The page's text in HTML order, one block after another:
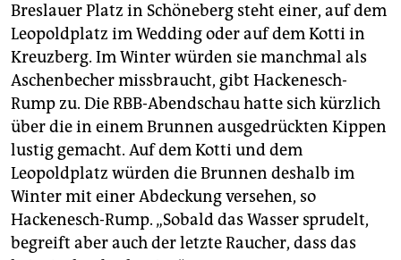
Breslauer Platz in Schöneberg steht einer, auf dem
Leopoldplatz im Wedding oder auf dem Kotti in
Kreuzberg. Im Winter würden sie manchmal als
Aschenbecher missbraucht, gibt Hackenesch-
Rump zu. Die RBB-Abendschau hatte sich kürzlich
über die in einem Brunnen ausgedrückten Kippen
lustig gemacht. Auf dem Kotti und dem
Leopoldplatz würden die Brunnen deshalb im
Winter mit einer Abdeckung versehen, so
Hackenesch-Rump. „Sobald das Wasser sprudelt,
begreift aber auch der letzte Raucher, dass das